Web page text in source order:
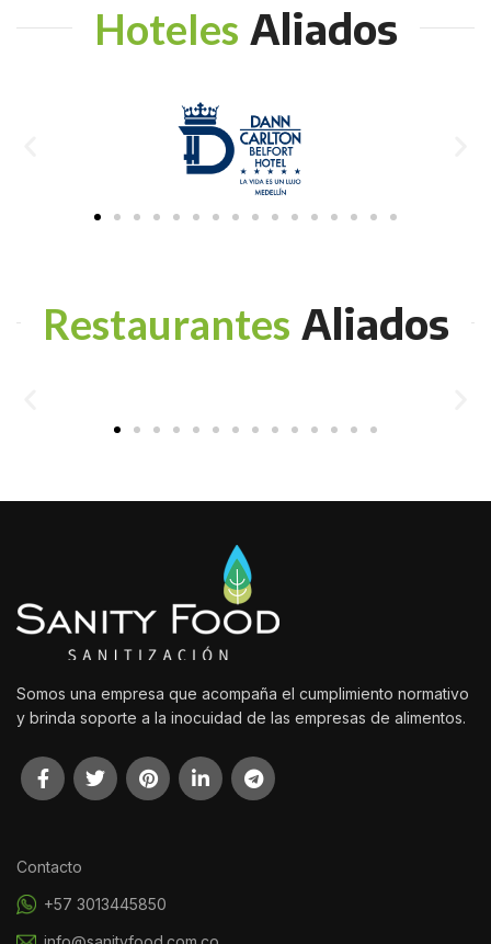
Hoteles Aliados
Restaurantes Aliados
Somos una empresa que acompaña el cumplimiento normativo
y brinda soporte a la inocuidad de las empresas de alimentos.
Contacto
+57 3013445850